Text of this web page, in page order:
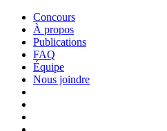
Concours
À propos
Publications
FAQ
Équipe
Nous joindre